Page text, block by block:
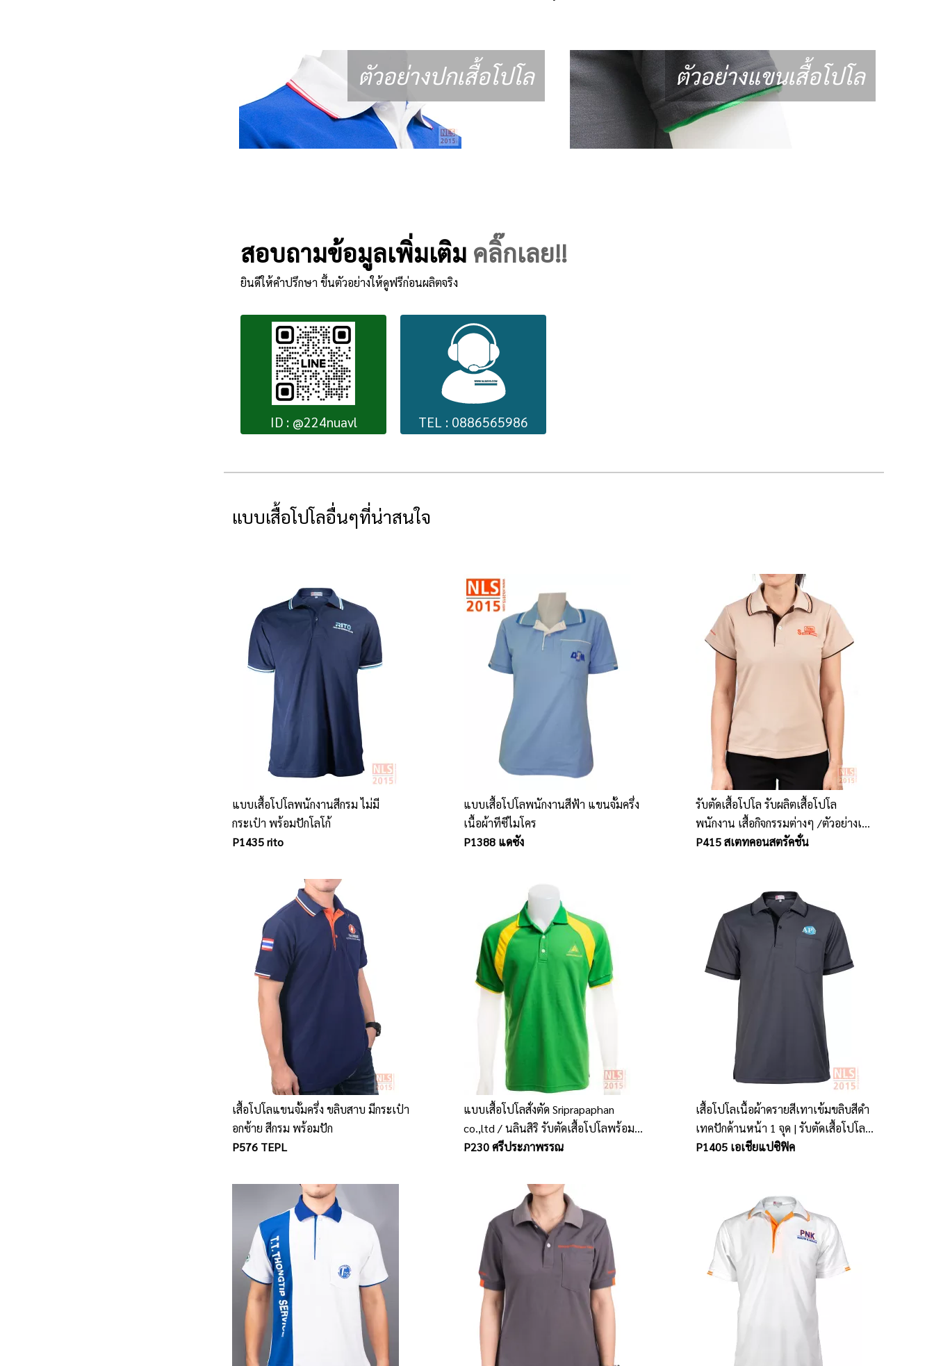
ตัวอย่างปกเสื้อโปโล ตัวอย่างแขนเสื้อโปโล
สอบถามข้อมูลเพิ่มเติม คลิ๊กเลย!!
ยินดีให้คำปรึกษา ขึ้นตัวอย่างให้ดูฟรีก่อนผลิตจริง
ID : @224nuavl TEL : 0886565986
แบบเสื้อโปโลอื่นๆที่น่าสนใจ
แบบเสื้อโปโลพนักงานสีกรม ไม่มี
กระเป๋า พร้อมปักโลโก้
P1435 rito
แบบเสื้อโปโลพนักงานสีฟ้า แขนจั้มครึ่ง
เนื้อผ้าทีซีไมโคร
P1388 แดซัง
รับตัดเสื้อโปโล รับผลิตเสื้อโปโล
พนักงาน เสื้อกิจกรรมต่างๆ /ตัวอย่างเสื้อ
โปโลพนักงานบริษัท State Group
P415 สเตทคอนสตรัคชั่น
เสื้อโปโลแขนจั้มครึ่ง ขลิบสาบ มีกระเป๋า
อกซ้าย สีกรม พร้อมปัก
P576 TEPL
แบบเสื้อโปโลสั่งตัด Sriprapaphan
co.,ltd / นลินสิริ รับตัดเสื้อโปโลพร้อม
ปักโลโก้
P230 ศรีประภาพรรณ
เสื้อโปโลเนื้อผ้าดรายสีเทาเข้มขลิบสีดำ
เทคปักด้านหน้า 1 จุด | รับตัดเสื้อโปโล
ศรีราชา ชลบุรี
P1405 เอเชียแปซิฟิค